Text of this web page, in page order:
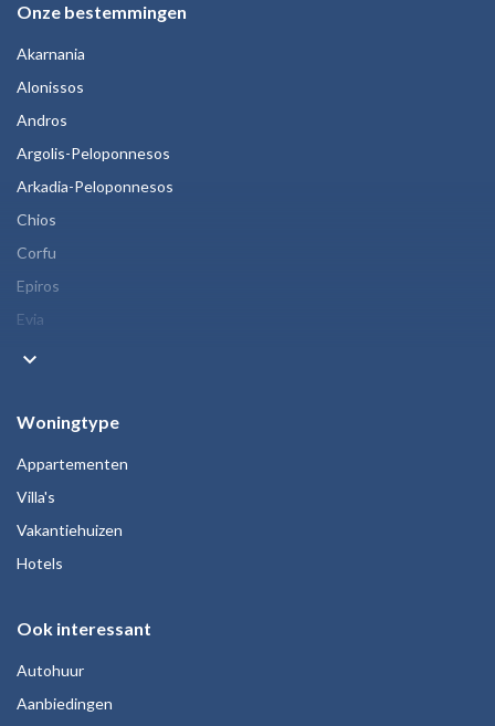
Onze bestemmingen
Akarnania
Alonissos
Andros
Argolis-Peloponnesos
Arkadia-Peloponnesos
Chios
Corfu
Epiros
Evia
keyboard_arrow_down
Woningtype
Appartementen
Villa's
Vakantiehuizen
Hotels
Ook interessant
Autohuur
Aanbiedingen